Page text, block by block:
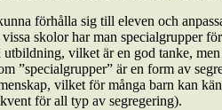
förhålla sig till eleven och
skolor har man specialgrupper
vilket är en god tanke,
”specialgrupper” är en form av
vilket för många barn kan
för all typ av segregering).